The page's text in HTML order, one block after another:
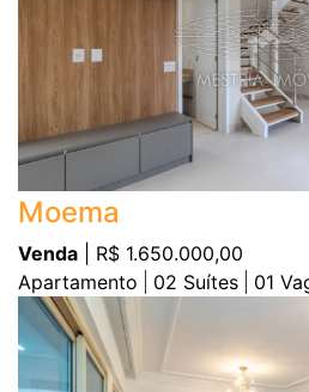
Moema
Venda | R$ 1.650.000,00
Apartamento
02 Suítes 01